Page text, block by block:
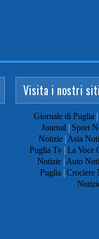
Visita i nostri siti
Giornale di Puglia |
Journal | Sport
Notizie| Asia
Puglia Tv | La Voce
Notizie| Auto
Puglia| Crociere